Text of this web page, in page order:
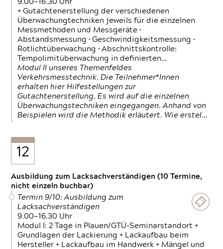
9.00—16.30 Uhr
+ Gutachtenerstellung der verschiedenen
Überwachungtechniken jeweils für die einzelnen
Messmethoden und Messgeräte •
Abstandsmessung • Geschwindigkeitsmessung •
Rotlichtüberwachung • Abschnittskontrolle:
Tempolimitüberwachung in definierten…
Modul II unseres Themenfeldes
Verkehrsmesstechnik. Die Teilnehmer*Innen
erhalten hier Hilfestellungen zur
Gutachtenerstellung. Es wird auf die einzelnen
Überwachungstechniken eingegangen. Anhand von
Beispielen wird die Methodik erläutert. Wie erstel…
12
Ausbildung zum Lacksachverständigen (10 Termine,
nicht einzeln buchbar)
Termin 9/10: Ausbildung zum
Lacksachverständigen
9.00—16.30 Uhr
Modul I: 2 Tage in Plauen/GTÜ-Seminarstandort +
Grundlagen der Lackierung + Lackaufbau beim
Hersteller + Lackaufbau im Handwerk + Mängel und